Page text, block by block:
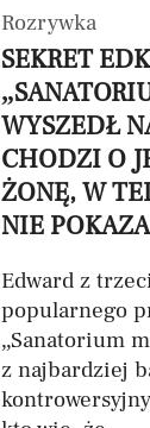
Rozrywka
SEKRET
WYSZEDŁ
CHODZI O
ŻONĘ, W
NIE
Edward z
popularnego
„Sanatorium
z najbardziej